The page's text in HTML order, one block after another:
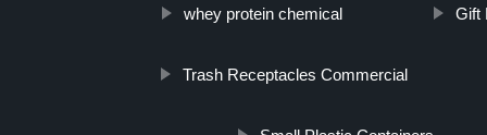
whey protein chemical Gift
Trash Receptacles Commercial